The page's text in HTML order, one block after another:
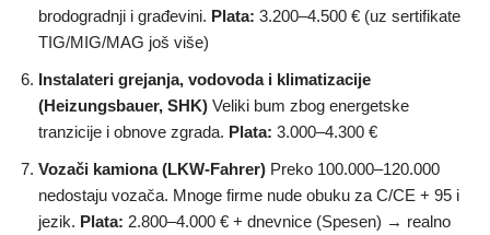
brodogradnji i građevini. Plata: 3.200–4.500 € (uz sertifikate
TIG/MIG/MAG još više)
Instalateri grejanja, vodovoda i klimatizacije
(Heizungsbauer, SHK) Veliki bum zbog energetske
tranzicije i obnove zgrada. Plata: 3.000–4.300 €
Vozači kamiona (LKW-Fahrer) Preko 100.000–120.000
nedostaju vozača. Mnoge firme nude obuku za C/CE + 95 i
jezik. Plata: 2.800–4.000 € + dnevnice (Spesen) → realno